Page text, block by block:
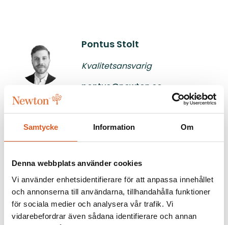
Samtycke Information Om
Denna webbplats använder cookies
Vi använder enhetsidentifierare för att anpassa innehållet
och annonserna till användarna, tillhandahålla funktioner
för sociala medier och analysera vår trafik. Vi
vidarebefordrar även sådana identifierare och annan
Pontus Stolt
Kvalitetsansvarig
pontus@newton.se
Dela artikelnLinkedIn
Facebook
Twitter